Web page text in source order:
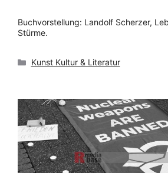
Buchvorstellung: Landolf Scherzer,
Stürme.
Kategorien
Kunst Kultur & Literatur